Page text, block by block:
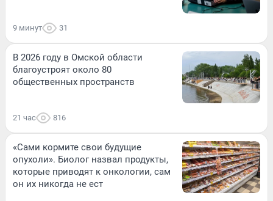
9 минут 31
В 2026 году в Омской области
благоустроят около 80
общественных пространств
21 час 816
«Сами кормите свои будущие
опухоли». Биолог назвал продукты,
которые приводят к онкологии, сам
он их никогда не ест